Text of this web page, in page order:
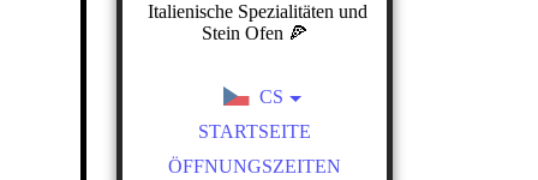
Italienische Spezialitäten und
Stein Ofen 🍕
CS
DE
EN
STARTSEITE
ÖFFNUNGSZEITEN